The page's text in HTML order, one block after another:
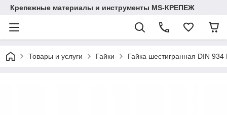
Крепежные материалы и инструменты MS-КРЕПЕЖ
Товары и услуги Гайки Гайка шестигранная DIN